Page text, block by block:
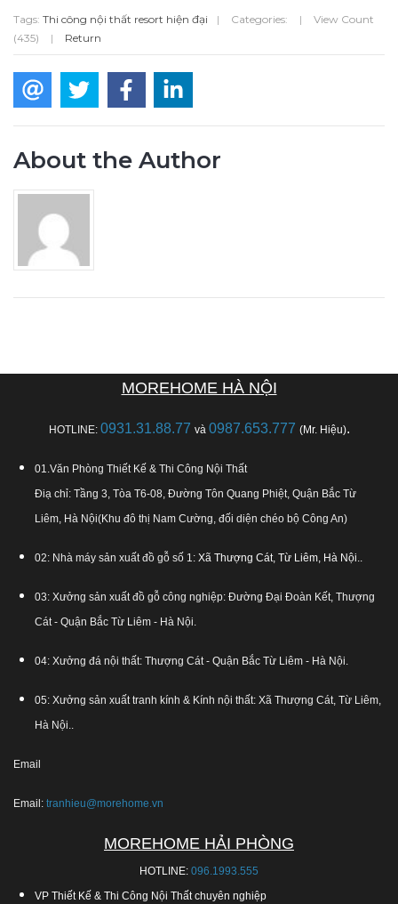
Tags: Thi công nội thất resort hiện đại | Categories: |
View Count
(435)
| Return
About the Author
MOREHOME HÀ NỘI
HOTLINE: 0931.31.88.77 và 0987.653.777 (Mr. Hiệu).
01.Văn Phòng Thiết Kế & Thi Công Nội Thất
Điạ chỉ: Tầng 3, Tòa T6-08, Đường Tôn Quang Phiệt, Quận Bắc Từ
Liêm, Hà Nội(Khu đô thị Nam Cường, đối diện chéo bộ Công An)
02: Nhà máy sản xuất đồ gỗ số 1: Xã Thượng Cát, Từ Liêm, Hà Nội..
03: Xưởng sản xuất đồ gỗ công nghiệp: Đường Đại Đoàn Kết, Thượng
Cát - Quận Bắc Từ Liêm - Hà Nội.
04: Xưởng đá nội thất: Thượng Cát - Quận Bắc Từ Liêm - Hà Nội.
05: Xưởng sản xuất tranh kính & Kính nội thất: Xã Thượng Cát, Từ Liêm,
Hà Nội..
Email
Email: tranhieu@morehome.vn
MOREHOME HẢI PHÒNG
HOTLINE: 096.1993.555
VP Thiết Kế & Thi Công Nội Thất chuyên nghiệp